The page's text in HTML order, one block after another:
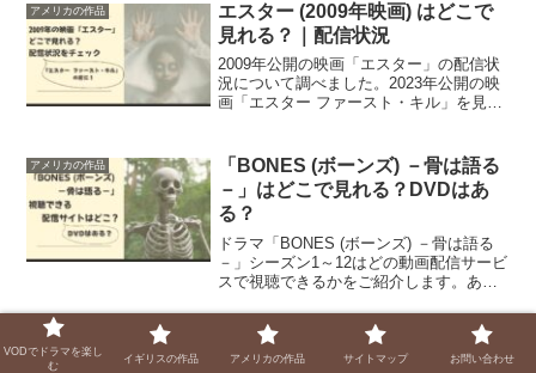
アメリカの作品
エスター (2009年映画) はどこで
見れる？｜配信状況
2009年公開の映画「エスター」の配信状
況について調べました。2023年公開の映
画「エスター ファースト・キル」を見る
アメリカの作品
「BONES (ボーンズ) －骨は語る
－」はどこで見れる？DVDはあ
る？
ドラマ「BONES (ボーンズ) －骨は語る
－」シーズン1～12はどの動画配信サービ
スで視聴できるかをご紹介します。あわ
AND JUST LIKE THAT… / セッ
クス・アンド・ザ・シティ新章の
VODでドラマを楽し
む
イギリスの作品 アメリカの作品 サイトマップ お問い合わせ